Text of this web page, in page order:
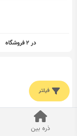
در 2 فروشگاه
فیلتر
ذره بین